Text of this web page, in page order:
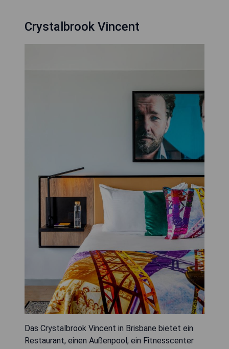
Crystalbrook Vincent
Das Crystalbrook Vincent in Brisbane bietet ein
Restaurant, einen Außenpool, ein Fitnesscenter